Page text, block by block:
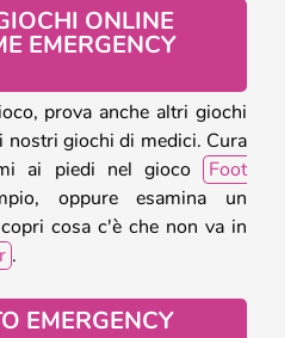
ONLINE
EMERGENCY
prova anche altri giochi
nostri giochi di medici. Cura
ai piedi nel gioco
Foot
oppure esamina un
cosa c'è che non va in
.
EMERGENCY